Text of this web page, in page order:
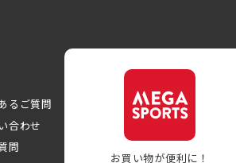
るご質問
合わせ
問
お買い物が便利に！